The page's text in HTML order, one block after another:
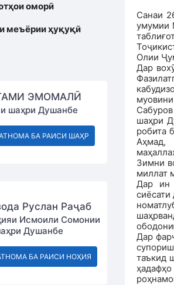
оморӣ
меъёрии ҳуқуқӣ
ЭМОМАЛӢ
шаҳри Душанбе
БА РАИСИ ШАҲР
Руслан Раҷаб
Исмоили Сомонии
Душанбе
БА РАИСИ НОҲИЯ
Санаи
умумии
Олии
Дар
шаҳри
робита
Аҳмад,
Зимни
миллат
Дар ин
Дар
таъкид